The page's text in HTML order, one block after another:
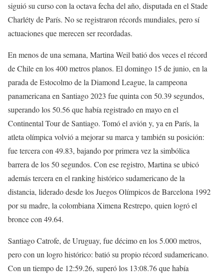
siguió su curso con la octava fecha del año, disputada en el Stade
Charléty de París. No se registraron récords mundiales, pero sí
actuaciones que merecen ser recordadas.
En menos de una semana, Martina Weil batió dos veces el récord
de Chile en los 400 metros planos. El domingo 15 de junio, en la
parada de Estocolmo de la Diamond League, la campeona
panamericana en Santiago 2023 fue quinta con 50.39 segundos,
superando los 50.56 que había registrado en mayo en el
Continental Tour de Santiago. Tomó el avión y, ya en París, la
atleta olímpica volvió a mejorar su marca y también su posición:
fue tercera con 49.83, bajando por primera vez la simbólica
barrera de los 50 segundos. Con ese registro, Martina se ubicó
además tercera en el ranking histórico sudamericano de la
distancia, liderado desde los Juegos Olímpicos de Barcelona 1992
por su madre, la colombiana Ximena Restrepo, quien logró el
bronce con 49.64.
Santiago Catrofe, de Uruguay, fue décimo en los 5.000 metros,
pero con un logro histórico: batió su propio récord sudamericano.
Con un tiempo de 12:59.26, superó los 13:08.76 que había